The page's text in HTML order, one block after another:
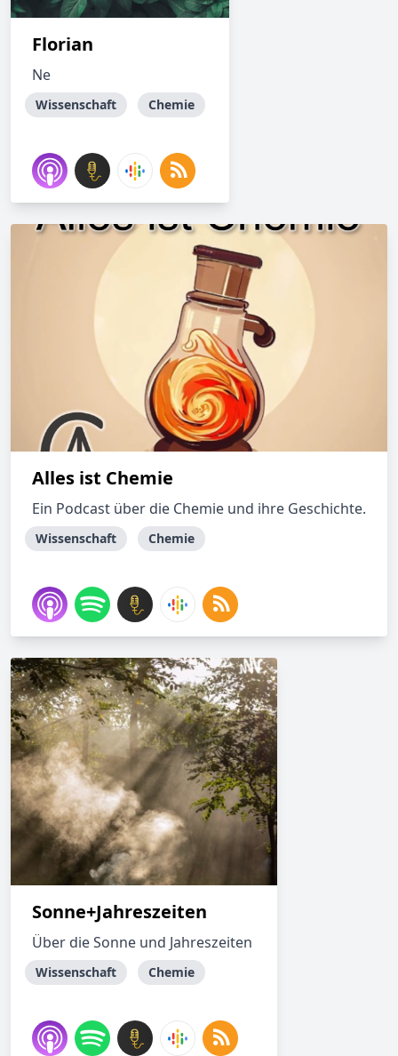
Florian
Ne
Wissenschaft Chemie
Alles ist Chemie
Ein Podcast über die Chemie und ihre Geschichte.
Wissenschaft Chemie
Sonne+Jahreszeiten
Über die Sonne und Jahreszeiten
Wissenschaft Chemie